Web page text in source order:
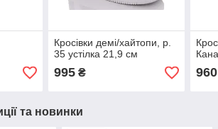
Кросівки демі/хайтопи, р.
35 устілка 21,9 см
995₴ 960
та новинки